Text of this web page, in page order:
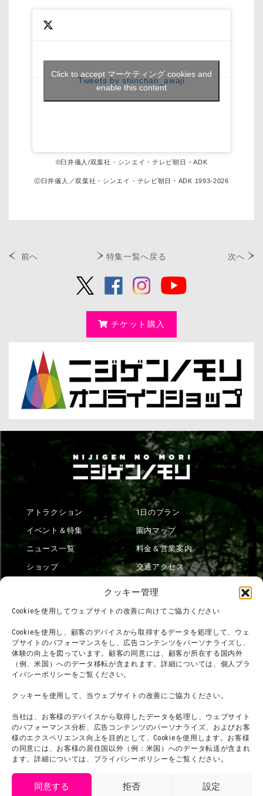
クッキー管理
Cookieを使用してウェブサイトの改善に向けてご協力ください
Cookieを使用し、顧客のデバイスから取得するデータを処理して、ウェ
ブサイトのパフォーマンスをし、広告コンテンツをパーソナライズし、
体験の向上を図っています。顧客の同意には、顧客が所在する国内外
（例、米国）へのデータ移転が含まれます。詳細については、個人プラ
イバシーポリシーをご覧ください。
クッキーを使用して、当ウェブサイトの改善にご協力ください。
当社は、お客様のデバイスから取得したデータを処理し、ウェブサイト
のパフォーマンス分析、広告コンテンツのパーソナライズ、およびお客
様のエクスペリエンス向上を目的として、Cookieを使用します。お客様
の同意には、お客様の居住国以外（例：米国）へのデータ転送が含まれ
ます。詳細については、プライバシーポリシーをご覧ください。
同意する 拒否 設定
Tweets by shinchan_awaji
Click to accept マーケティング cookies and
enable this content
©臼井儀人/双葉社・シンエイ・テレビ朝日・ADK
ⓒ臼井儀人／双葉社・シンエイ・テレビ朝日・ADK 1993-2026
前へ 特集一覧へ戻る 次へ
チケット購入
アトラクション
イベント＆特集
ニュース一覧
ショップ
1日のプラン
園内マップ
料金＆営業案内
交通アクセス
団体利用について
お問い合わせ
利用規約
プライバシーポリシー
プレスリリース
メディア掲載実績
会社概要
スタッフ募集